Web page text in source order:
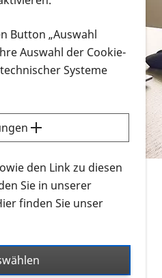
verschiedenen
nach Infonmaterial
bzw. herunterladen
dieErklärvideos zum
PRO RETINA-Website
Menschen an.
sämtliches Infomaterial
um ausschließlich
Audios oder Videos zu
Button „Auswahl
Auswahl der Cookie-
Systeme
den Link zu diesen
Sie in unserer
finden Sie unser